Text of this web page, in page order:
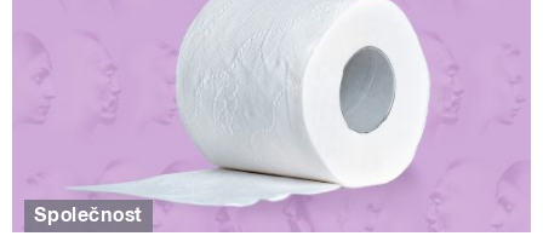
Společnost